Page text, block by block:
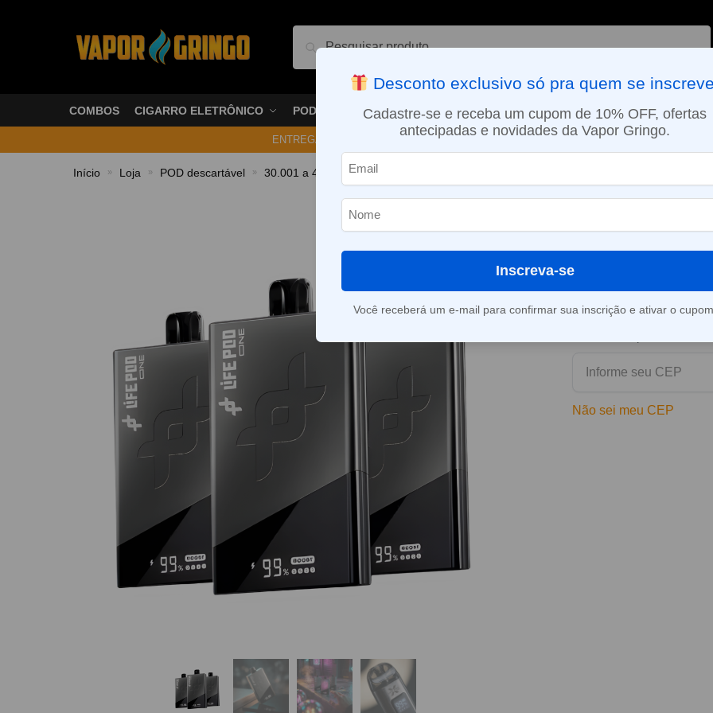
Pesquisar
COMBOS CIGARRO ELETRÔNICO PODS VAPORIZADOR DE ERVAS E-LIQUÍDOS NICOTINA ORAL
ENTREGA NO MESMO DIA EM SÃO PAULO (SEG A SEX): PEDIDOS APROVADOS ATÉ
Início » Loja » POD descartável » 30.001 a 40.000 Puffs
Pod
One Titanium
Este produto está fora
Consultar prazo e valor
Não sei meu CEP
Desconto exclusivo só pra quem se
Cadastre-se e receba um cupom de 10% OFF, ofertas
antecipadas e novidades da Vapor Gringo.
Inscreva-se
Você receberá um e-mail para confirmar sua inscrição e ativar o